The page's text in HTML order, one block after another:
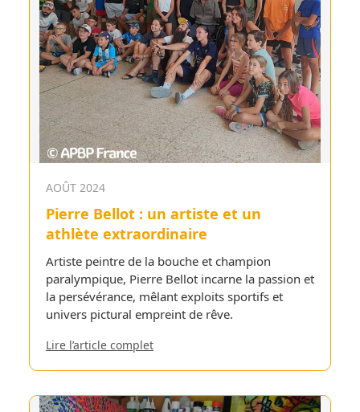
AOÛT 2024
Pierre Bellot : un artiste et un
athlète extraordinaire
Artiste peintre de la bouche et champion
paralympique, Pierre Bellot incarne la passion et
la persévérance, mêlant exploits sportifs et
univers pictural empreint de rêve.
Lire l’article complet